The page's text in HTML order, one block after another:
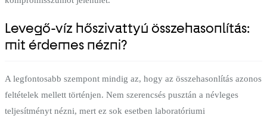
Levegő-víz hőszivattyú összehasonlítás:
mit érdemes nézni?
A legfontosabb szempont mindig az, hogy az összehasonlítás azonos
feltételek mellett történjen. Nem szerencsés pusztán a névleges
teljesítményt nézni, mert ez sok esetben laboratóriumi